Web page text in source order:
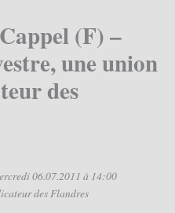
(F) –
une union
des
06.07.2011 à 14:00
des Flandres